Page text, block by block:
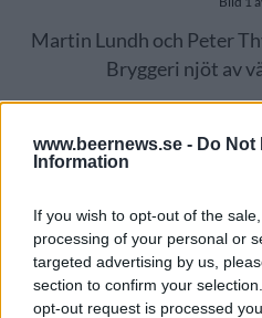
www.beernews.se - Do Not
Information
If you wish to opt-out of the
processing of your personal or
targeted advertising by us,
section to confirm your
opt-out request is processed
Martin Lundh och Peter
Bryggeri njöt av
Tre bryggerier som gäster
Pine Ridges egen ölfestival i